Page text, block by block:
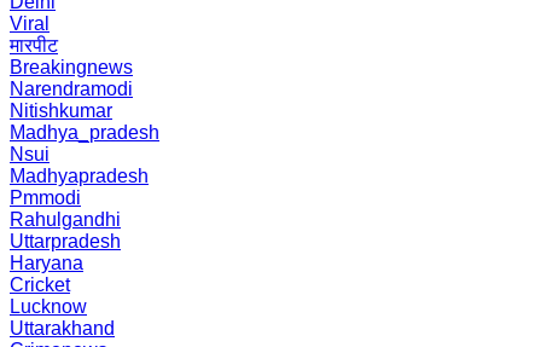
Viral
मारपीट
Breakingnews
Narendramodi
Nitishkumar
Madhya_pradesh
Nsui
Madhyapradesh
Pmmodi
Rahulgandhi
Uttarpradesh
Haryana
Cricket
Lucknow
Uttarakhand